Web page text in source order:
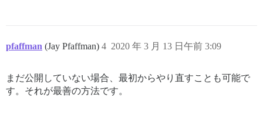
pfaffman (Jay Pfaffman) 2020 年 3 月 13 日午前 3:09
4
まだ公開していない場合、最初からやり直すことも可能で
す。それが最善の方法です。